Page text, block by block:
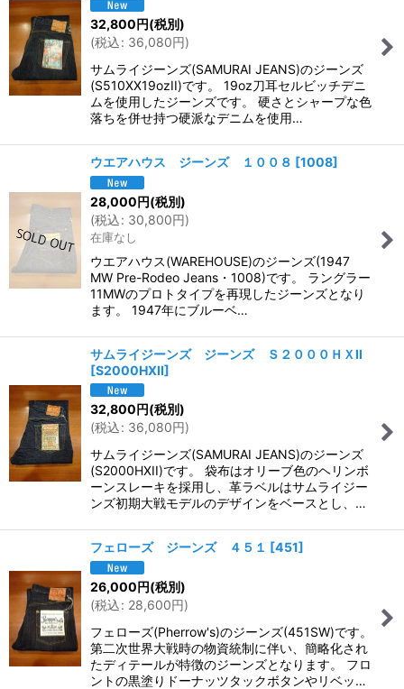
32,800円(税別)
(税込: 36,080円)
サムライジーンズ(SAMURAI JEANS)のジーンズ
(S510XX19ozII)です。 19oz刀耳セルビッチデニ
ムを使用したジーンズです。 硬さとシャープな色
落ちを併せ持つ硬派なデニムを使用…
ウエアハウス ジーンズ １００８ [1008]
28,000円(税別)
(税込: 30,800円)
在庫なし
ウエアハウス(WAREHOUSE)のジーンズ(1947
MW Pre-Rodeo Jeans・1008)です。 ラングラー
11MWのプロトタイプを再現したジーンズとなり
ます。 1947年にブルーベ…
サムライジーンズ ジーンズ Ｓ２０００ＨＸII
[S2000HXII]
32,800円(税別)
(税込: 36,080円)
サムライジーンズ(SAMURAI JEANS)のジーンズ
(S2000HXII)です。 袋布はオリーブ色のヘリンボ
ーンスレーキを採用し、革ラベルはサムライジー
ンズ初期大戦モデルのデザインをベースとし、…
フェローズ ジーンズ ４５１ [451]
26,000円(税別)
(税込: 28,600円)
フェローズ(Pherrow's)のジーンズ(451SW)です。
第二次世界大戦時の物資統制に伴い、簡略化され
たディテールが特徴のジーンズとなります。 フロ
ントの黒塗りドーナッツタックボタンやリベッ…